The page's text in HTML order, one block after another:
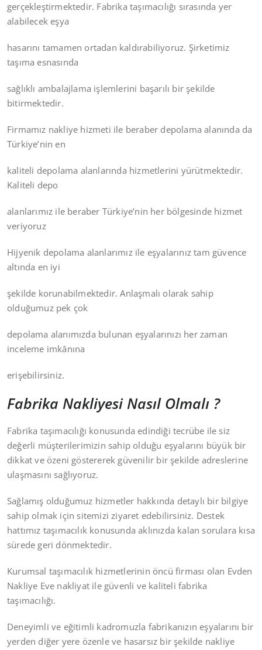
gerçekleştirmektedir. Fabrika taşımacılığı sırasında yer
alabilecek eşya
hasarını tamamen ortadan kaldırabiliyoruz. Şirketimiz
taşıma esnasında
sağlıklı ambalajlama işlemlerini başarılı bir şekilde
bitirmektedir.
Firmamız nakliye hizmeti ile beraber depolama alanında da
Türkiye’nin en
kaliteli depolama alanlarında hizmetlerini yürütmektedir.
Kaliteli depo
alanlarımız ile beraber Türkiye’nin her bölgesinde hizmet
veriyoruz
Hijyenik depolama alanlarımız ile eşyalarınız tam güvence
altında en iyi
şekilde korunabilmektedir. Anlaşmalı olarak sahip
olduğumuz pek çok
depolama alanımızda bulunan eşyalarınızı her zaman
inceleme imkânına
erişebilirsiniz.
Fabrika Nakliyesi Nasıl Olmalı ?
Fabrika taşımacılığı konusunda edindiği tecrübe ile siz
değerli müşterilerimizin sahip olduğu eşyalarını büyük bir
dikkat ve özeni göstererek güvenilir bir şekilde adreslerine
ulaşmasını sağlıyoruz.
Sağlamış olduğumuz hizmetler hakkında detaylı bir bilgiye
sahip olmak için sitemizi ziyaret edebilirsiniz. Destek
hattımız taşımacılık konusunda aklınızda kalan sorulara kısa
sürede geri dönmektedir.
Kurumsal taşımacılık hizmetlerinin öncü firması olan Evden
Nakliye Eve nakliyat ile güvenli ve kaliteli fabrika
taşımacılığı.
Deneyimli ve eğitimli kadromuzla fabrikanızın eşyalarını bir
yerden diğer yere özenle ve hasarsız bir şekilde nakliye